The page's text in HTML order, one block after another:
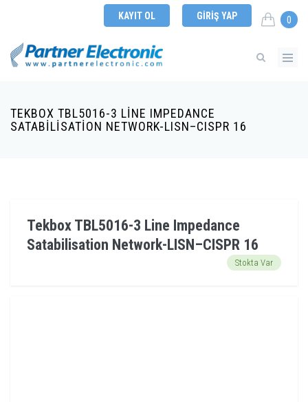
KAYIT OL GIRIŞ YAP 0
TEKBOX TBL5016-3 LINE IMPEDANCE
SATABILISATION NETWORK-LISN–CISPR 16
Tekbox TBL5016-3 Line Impedance
Satabilisation Network-LISN–CISPR 16
Stokta Var